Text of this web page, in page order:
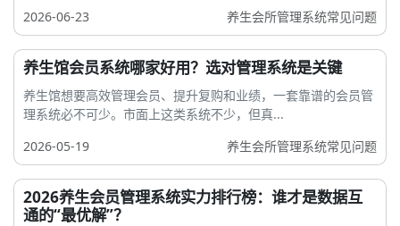
2026-06-23
养生会所管理系统常见问题
养生馆会员系统哪家好用？选对管理系统是关键
养生馆想要高效管理会员、提升复购和业绩，一套靠谱的会员管
理系统必不可少。市面上这类系统不少，但真...
2026-05-19
养生会所管理系统常见问题
2026养生会员管理系统实力排行榜：谁才是数据互
通的“最优解”？